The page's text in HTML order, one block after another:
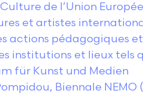
de l’Union
et artistes
actions pédagogiques
institutions et lieux tels
für Kunst und Medien
Biennale NEMO